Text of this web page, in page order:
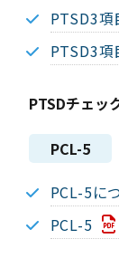
PTSD3
PTSD3
PTSDチェッ
PCL-5
PCL-5に
PCL-5